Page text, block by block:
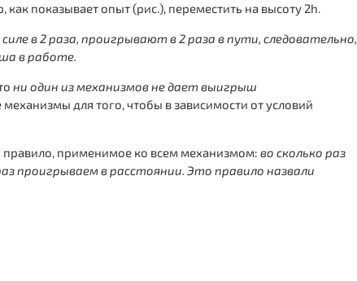
показывает опыт (рис.), переместить на высоту 2h.
в 2 раза, проигрывают в 2 раза в пути, следовательно,
в работе.
ни один из механизмов не дает выигрыш
для того, чтобы в зависимости от условий
применимое ко всем механизмом: во сколько раз
проигрываем в расстоянии. Это правило назвали